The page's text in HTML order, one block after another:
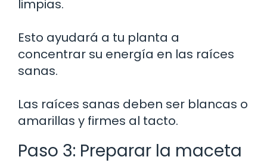
limpias.
Esto ayudará a tu planta a
concentrar su energía en las raíces
sanas.
Las raíces sanas deben ser blancas o
amarillas y firmes al tacto.
Paso 3: Preparar la maceta